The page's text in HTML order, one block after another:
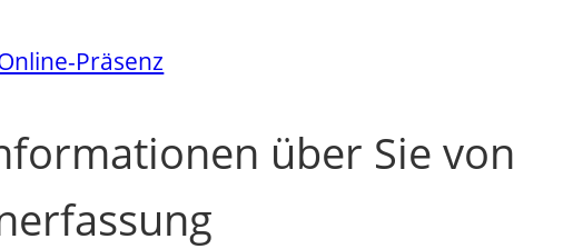
Präsenz
über Sie von